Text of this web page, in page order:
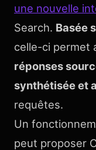
une nouvelle
Search. Basée
celle-ci permet
réponses
synthétisée et
requêtes.
Un
peut proposer